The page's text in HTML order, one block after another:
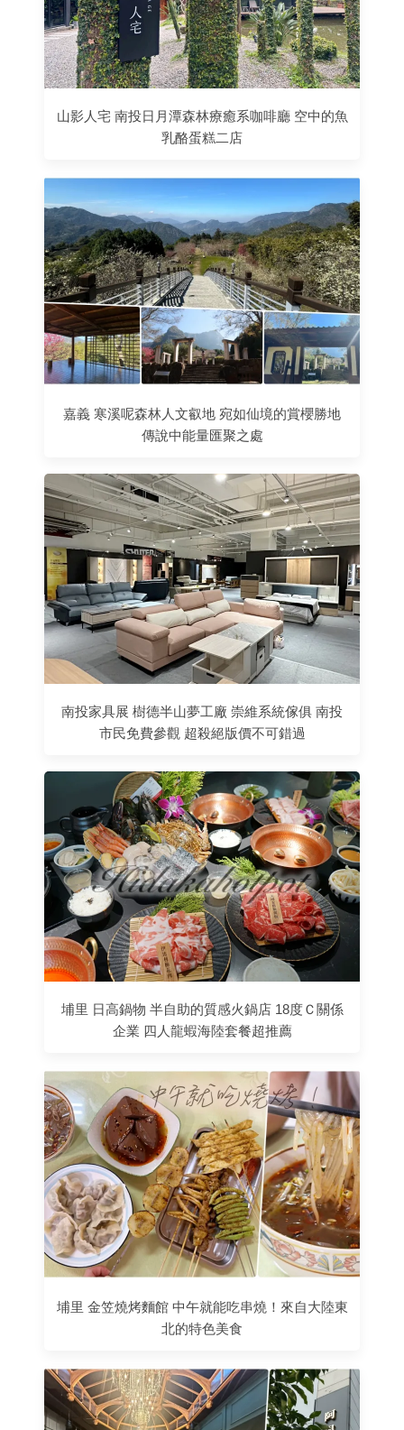
山影人宅 南投日月潭森林療癒系咖啡廳 空中的魚
乳酪蛋糕二店
嘉義 寒溪呢森林人文叡地 宛如仙境的賞櫻勝地
傳說中能量匯聚之處
南投家具展 樹德半山夢工廠 崇維系統傢俱 南投
市民免費參觀 超殺絕版價不可錯過
埔里 日高鍋物 半自助的質感火鍋店 18度Ｃ關係
企業 四人龍蝦海陸套餐超推薦
埔里 金笠燒烤麵館 中午就能吃串燒！來自大陸東
北的特色美食